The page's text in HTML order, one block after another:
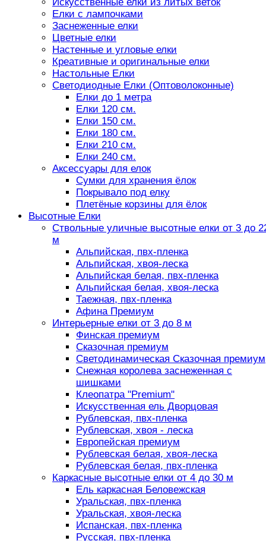
Елки с лампочками
Заснеженные елки
Цветные елки
Настенные и угловые елки
Креативные и оригинальные елки
Настольные Елки
Светодиодные Елки (Оптоволоконные)
Елки до 1 метра
Елки 120 см.
Елки 150 см.
Елки 180 см.
Елки 210 см.
Елки 240 см.
Аксессуары для елок
Сумки для хранения ёлок
Покрывало под елку
Плетёные корзины для ёлок
Высотные Елки
Ствольные уличные высотные елки от 3 до
м
Альпийская, пвх-пленка
Альпийская, хвоя-леска
Альпийская белая, пвх-пленка
Альпийская белая, хвоя-леска
Таежная, пвх-пленка
Афина Премиум
Интерьерные елки от 3 до 8 м
Финская премиум
Сказочная премиум
Светодинамическая Сказочная премиум
Снежная королева заснеженная с
шишками
Клеопатра "Premium"
Искусственная ель Дворцовая
Рублевская, пвх-пленка
Рублевская, хвоя - леска
Европейская премиум
Рублевская белая, хвоя-леска
Рублевская белая, пвх-пленка
Каркасные высотные елки от 4 до 30 м
Ель каркасная Беловежская
Уральская, пвх-пленка
Уральская, хвоя-леска
Испанская, пвх-пленка
Русская, пвх-пленка